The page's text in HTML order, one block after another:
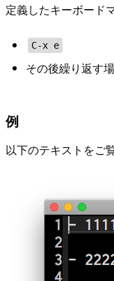
定義したキーボード
C-x e
その後繰り返す
例
以下のテキストをご